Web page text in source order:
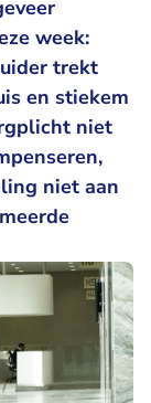
week:
trekt
en stiekem
niet
niet aan